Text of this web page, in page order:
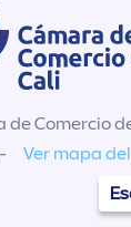
Comercio
Ver mapa